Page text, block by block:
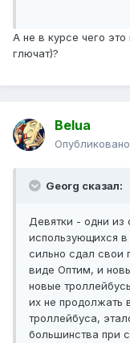
А не в курсе чего
глючат)?
Belua
Опубликовано
Georg сказал:
Девятки - одни из
использующихся
сильно сдал свои
виде Оптим, и
новые
их не продолжать
троллейбуса,
большинства при